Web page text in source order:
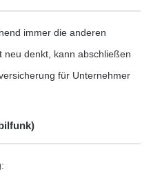
immer die anderen
neu denkt, kann abschließen
für Unternehmer